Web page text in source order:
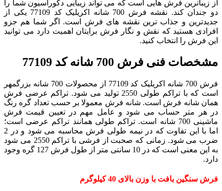
از زیباترین فرش هایی است که می تواند زیبایی دکوراسیون شما را
دو جندان کند. نقشه فرش 700 شانه اکریلیک کد 77109 یکی از
جدیدترین و جذاب ترین نقشه های فرش است. اگر شما هم جزو
افرادی هستید که نقش و نگار فرش برایتان اهمیت دارد می توانید
این فرش را انتخاب کنید.
مشخصات فنی فرش 700 شانه کد 77109
فرش 700 شانه اکریلیک کد 77109 از محصولات 700 شانه بزرگمهر
است که با تراکم طولی 2550 تولید می شود. تراکم عرضی فرش
همان شانه فرش است. شانه فرش معمولا بر حسب تعداد گره رنگ
در هر متر حساب می شود و عامل مهم در تعیین قیمت فرش
ماشینی 700 شانه است. تراکم طولی همانند تراکم عرضی است؛
اما با این تفاوت که در نیمه طولی فرش محاسبه می شود و در 2
ضرب می شود. زمانی که صحبت از فرشی با تراکم 2550 می شود
به این معنی است که در 10 سانتی متر از طول فرش 127 گره وجود
دارد.
فرش سنگین بافت با وزن بالای 40 کیلوگرم